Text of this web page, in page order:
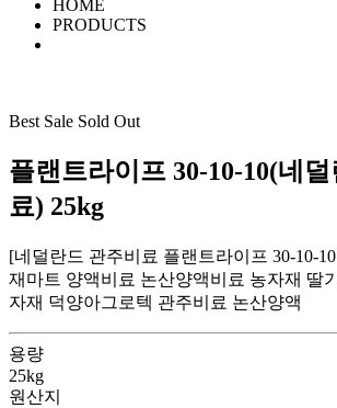
HOME
PRODUCTS
Best Sale Sold Out
플랜트라이프 30-10-10(네덜
료) 25kg
[네덜란드 관주비료 플랜트라이프 30-10-
재마트 양액비료 논산양액비료 농자재 딸
자재 덕양아그로텍 관주비료 논산양액
용량
25kg
원산지